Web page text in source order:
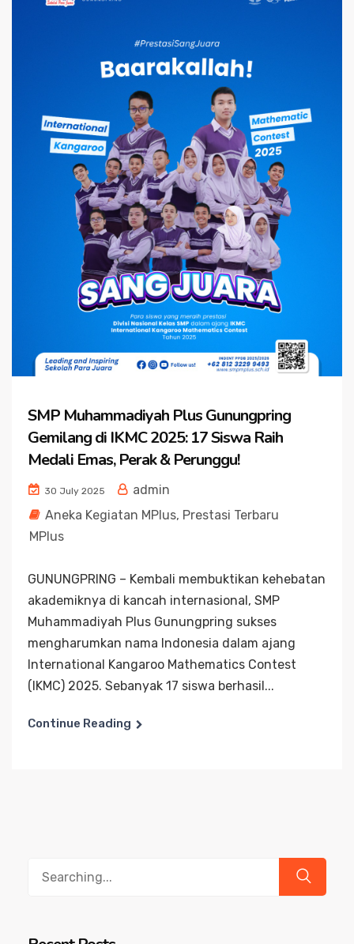
SMP Muhammadiyah Plus Gunungpring
Gemilang di IKMC 2025: 17 Siswa Raih
Medali Emas, Perak & Perunggu!
30 July 2025
admin
Aneka Kegiatan MPlus, Prestasi Terbaru
MPlus
GUNUNGPRING – Kembali membuktikan kehebatan
akademiknya di kancah internasional, SMP
Muhammadiyah Plus Gunungpring sukses
mengharumkan nama Indonesia dalam ajang
International Kangaroo Mathematics Contest
(IKMC) 2025. Sebanyak 17 siswa berhasil...
Continue Reading